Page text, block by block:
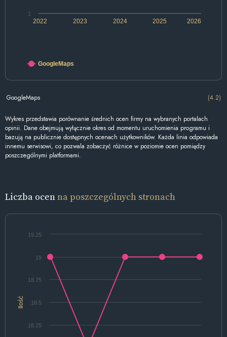
2022 2024 2026
2023 2025
1
GoogleMaps
GoogleMaps (4.2)
Wykres przedstawia porównanie średnich ocen firmy na wybranych portalach
opinii. Dane obejmują wyłącznie okres od momentu uruchomienia programu i
bazują na publicznie dostępnych ocenach użytkowników. Każda linia odpowiada
innemu serwisowi, co pozwala zobaczyć różnice w poziomie ocen pomiędzy
poszczególnymi platformami.
Liczba ocenna poszczególnych stronach
Ilość
18.25
18.5
18.75
19
19.25